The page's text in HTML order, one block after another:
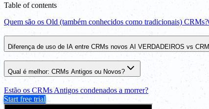
Table of contents
Quem são os Old (também conhecidos como tradicionais) CRMs?
Diferença de uso de IA entre CRMs novos AI VERDADEIROS vs
Qual é melhor: CRMs Antigos ou Novos?
Estão os CRMs Antigos condenados a morrer?
Start free trial